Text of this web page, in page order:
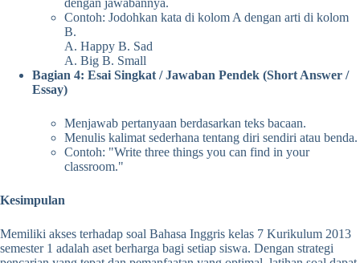
dengan jawabannya.
Contoh: Jodohkan kata di kolom A dengan arti di kolom
B.
A. Happy B. Sad
A. Big B. Small
Bagian 4: Esai Singkat / Jawaban Pendek (Short Answer /
Essay)
Menjawab pertanyaan berdasarkan teks bacaan.
Menulis kalimat sederhana tentang diri sendiri atau benda.
Contoh: "Write three things you can find in your
classroom."
Kesimpulan
Memiliki akses terhadap soal Bahasa Inggris kelas 7 Kurikulum 2013
semester 1 adalah aset berharga bagi setiap siswa. Dengan strategi